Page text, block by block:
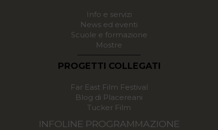
Info e servizi
News ed eventi
Scuole e formazione
Mostre
PROGETTI COLLEGATI
Far East Film Festival
Blog di Placereani
Tucker Film
INFOLINE PROGRAMMAZIONE